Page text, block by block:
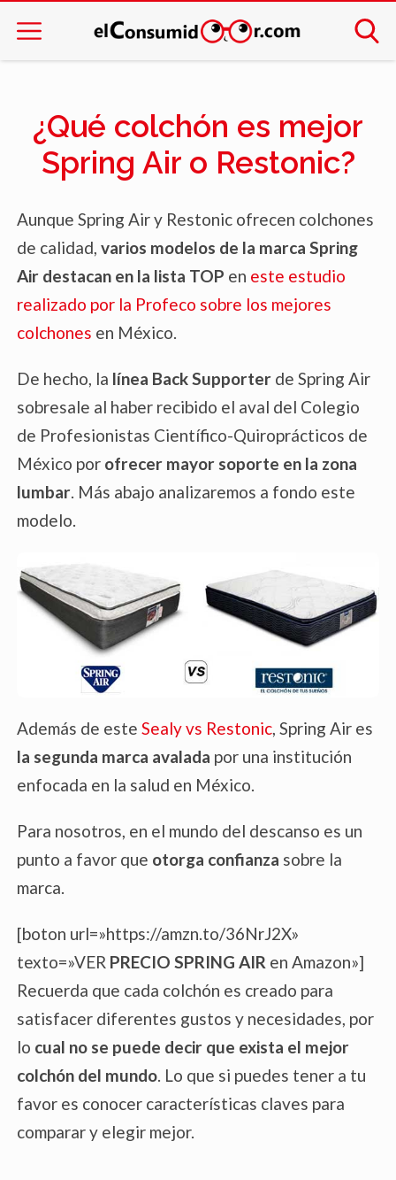
¿Qué colchón es mejor
Spring Air o Restonic?
Aunque Spring Air y Restonic ofrecen colchones
de calidad, varios modelos de la marca Spring
Air destacan en la lista TOP en este estudio
realizado por la Profeco sobre los mejores
colchones en México.
De hecho, la línea Back Supporter de Spring Air
sobresale al haber recibido el aval del Colegio
de Profesionistas Científico-Quiroprácticos de
México por ofrecer mayor soporte en la zona
lumbar. Más abajo analizaremos a fondo este
modelo.
Además de este Sealy vs Restonic, Spring Air es
la segunda marca avalada por una institución
enfocada en la salud en México.
Para nosotros, en el mundo del descanso es un
punto a favor que otorga confianza sobre la
marca.
[boton url=»https://amzn.to/36NrJ2X»
texto=»VER PRECIO SPRING AIR en Amazon»]
Recuerda que cada colchón es creado para
satisfacer diferentes gustos y necesidades, por
lo cual no se puede decir que exista el mejor
colchón del mundo. Lo que si puedes tener a tu
favor es conocer características claves para
comparar y elegir mejor.